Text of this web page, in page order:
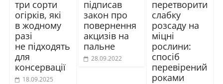
три сорти
огірків, які
в жодному
разі
не підходять
для
консервації
18.09.2025
підписав
закон про
повернення
акцизів на
пальне
28.09.2022
перетворити
слабку
розсаду на
міцні
рослини:
спосіб
перевірений
роками